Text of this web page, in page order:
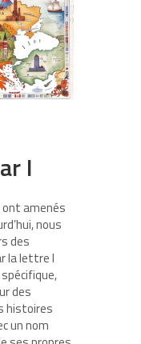
I
amenés
nous
des
la lettre I
des
histoires
un nom